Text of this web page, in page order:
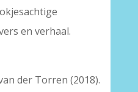
en verhaal.
der Torren (2018).